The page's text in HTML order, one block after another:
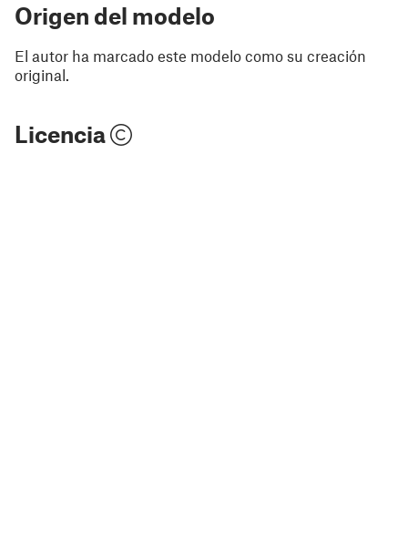
Origen del modelo
El autor ha marcado este modelo como su creación
original.
Licencia